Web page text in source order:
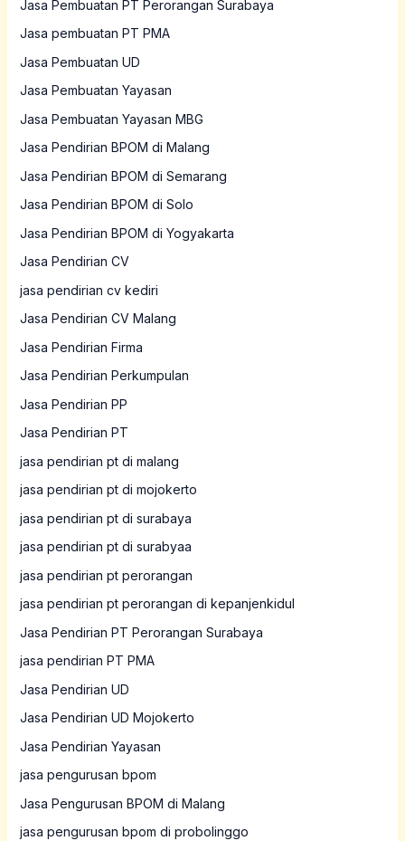
Jasa Pembuatan PT Perorangan Surabaya
Jasa pembuatan PT PMA
Jasa Pembuatan UD
Jasa Pembuatan Yayasan
Jasa Pembuatan Yayasan MBG
Jasa Pendirian BPOM di Malang
Jasa Pendirian BPOM di Semarang
Jasa Pendirian BPOM di Solo
Jasa Pendirian BPOM di Yogyakarta
Jasa Pendirian CV
jasa pendirian cv kediri
Jasa Pendirian CV Malang
Jasa Pendirian Firma
Jasa Pendirian Perkumpulan
Jasa Pendirian PP
Jasa Pendirian PT
jasa pendirian pt di malang
jasa pendirian pt di mojokerto
jasa pendirian pt di surabaya
jasa pendirian pt di surabyaa
jasa pendirian pt perorangan
jasa pendirian pt perorangan di kepanjenkidul
Jasa Pendirian PT Perorangan Surabaya
jasa pendirian PT PMA
Jasa Pendirian UD
Jasa Pendirian UD Mojokerto
Jasa Pendirian Yayasan
jasa pengurusan bpom
Jasa Pengurusan BPOM di Malang
jasa pengurusan bpom di probolinggo